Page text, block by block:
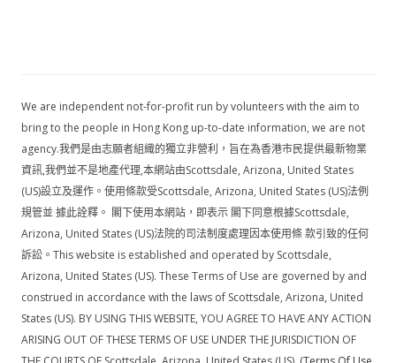
We are independent not-for-profit run by volunteers with the aim to
bring to the people in Hong Kong up-to-date information, we are not
agency.我們是由志願者組織的獨立非營利，旨在為香港市民提供最新物業
資訊,我們並不是地產代理,本網站由Scottsdale, Arizona, United States
(US)設立及運作。使用條款受Scottsdale, Arizona, United States (US)法例
規管並 據此詮釋。 閣下使用本網站，即表示 閣下同意根據Scottsdale,
Arizona, United States (US)法院的司法制度處理因本使用條 款引致的任何
訴訟。This website is established and operated by Scottsdale,
Arizona, United States (US). These Terms of Use are governed by and
construed in accordance with the laws of Scottsdale, Arizona, United
States (US). BY USING THIS WEBSITE, YOU AGREE TO HAVE ANY ACTION
ARISING OUT OF THESE TERMS OF USE UNDER THE JURISDICTION OF